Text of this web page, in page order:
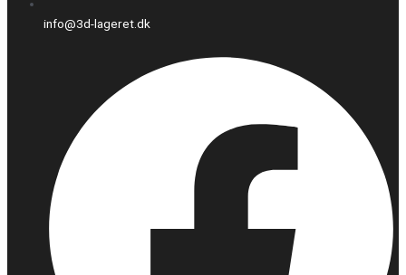
info@3d-lageret.dk